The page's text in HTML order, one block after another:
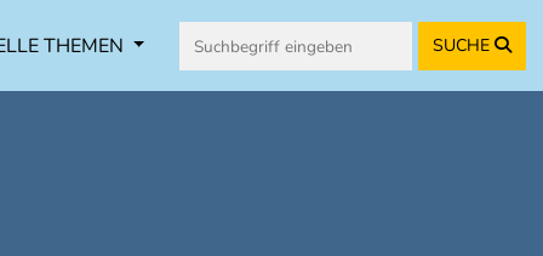
THEMEN SUCHE